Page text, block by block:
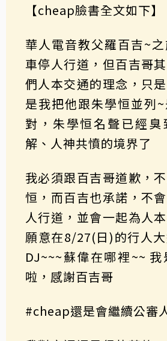
【cheap臉書全文如下】
華人電音教父羅百吉~
車停人行道，但百吉哥
們人本交通的理念，只
是我把他跟朱學恒並列
對，朱學恒名聲已經臭
解、人神共憤的境界了
我必須跟百吉哥道歉，
恒，而百吉也承諾，不
人行道，並會一起為人
願意在8/27(日)的行人
DJ~~~蘇偉在哪裡~~
啦，感謝百吉哥
#cheap還是會繼續公審